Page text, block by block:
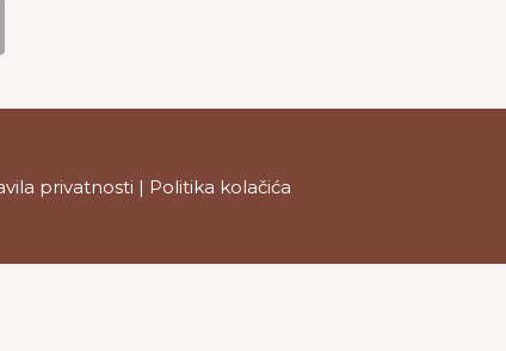
privatnosti | Politika kolačića